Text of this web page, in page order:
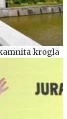
krogla